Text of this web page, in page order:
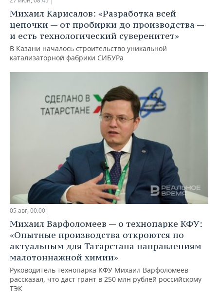
Михаил Карисалов: «Разработка всей
цепочки — от пробирки до производства —
и есть технологический суверенитет»
В Казани началось строительство уникальной
катализаторной фабрики СИБУРа
05 авг, 00:00
Михаил Варфоломеев — о технопарке КФУ:
«Опытные производства откроются по
актуальным для Татарстана направлениям
малотоннажной химии»
Руководитель технопарка КФУ Михаил Варфоломеев
рассказал, что даст грант в 250 млн рублей российскому
ТЭК